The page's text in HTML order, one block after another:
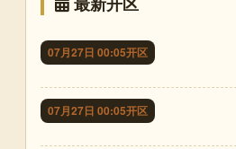
最新开区
07月27日 00:05开区
07月27日 00:05开区